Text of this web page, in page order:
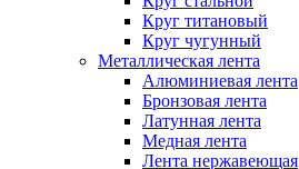
Круг титановый
Круг чугунный
Металлическая лента
Алюминиевая лента
Бронзовая лента
Латунная лента
Медная лента
Лента нержавеющая